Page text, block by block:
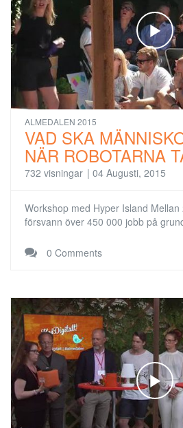
ALMEDALEN 2015
VAD SKA
NÄR ROBOTARNA
732 visningar | 04 Augusti, 2015
Workshop med Hyper Island Mellan
försvann över 450 000 jobb på
0 Comments